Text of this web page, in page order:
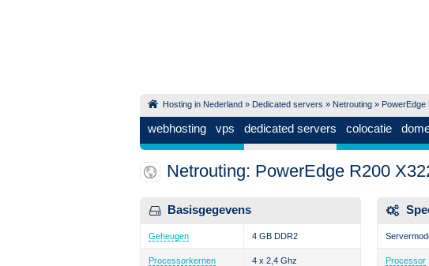
Hosting in Nederland » Dedicated servers » Netrouting » PowerEdge
webhosting vps dedicated servers colocatie
Netrouting: PowerEdge R200
Basisgegevens
Geheugen 4 GB DDR2
Processorkernen 4 x 2,4 Ghz Processor